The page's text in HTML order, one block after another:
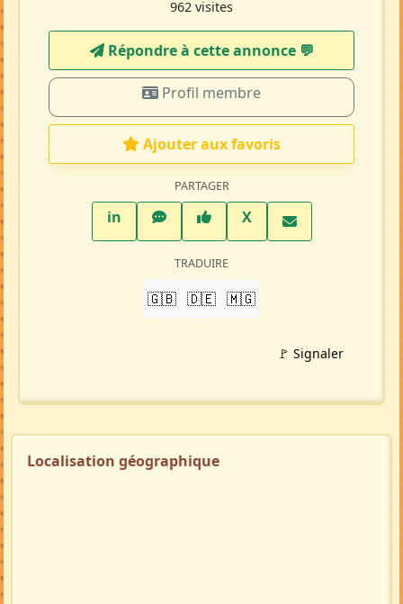
962 visites
Répondre à cette annonce 💬​
Profil membre
Ajouter aux favoris
PARTAGER
inLinkedInWhatsAppFacebook
XTwitter X
TRADUIRE
🇬🇧 🇩🇪 🇲🇬
🚩 Signaler
Localisation géographique